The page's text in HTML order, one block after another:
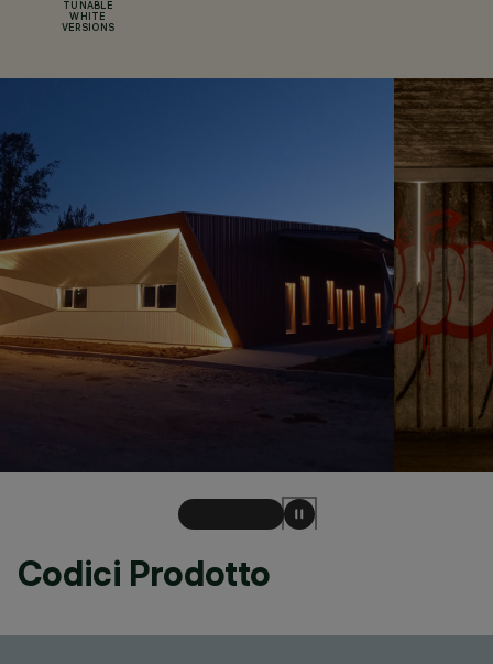
TUNABLE
WHITE
VERSIONS
Codici Prodotto